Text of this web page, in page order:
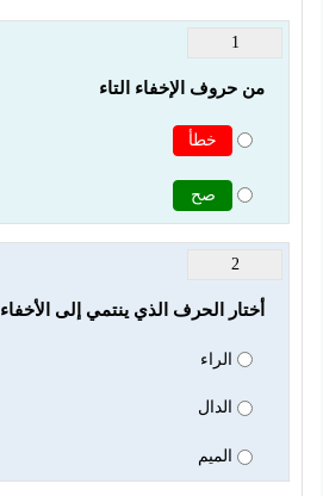
1
من حروف الإخفاء التاء
خطأ
صح
2
أختار الحرف الذي ينتمي إلى الأخفاء
الراء
الدال
الميم